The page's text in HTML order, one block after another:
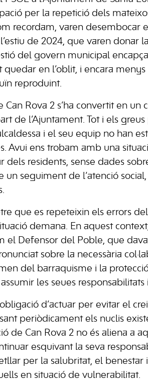
per la repetició dels
recordam, varen desembocar
de 2024, que varen donar
del govern municipal
en l’oblit, i encara
reproduint.
Can Rova 2 s’ha convertit en
de l’Ajuntament. Tot i els
i el seu equip no han
Avui ens trobam amb una
dels residents, sense dades
un seguiment de l’atenció
que es repeteixin els errors
demana. En aquest
el Defensor del Poble, que
sobre la necessària
del barraquisme i la
les seues
d’actuar per evitar el
periòdicament els nuclis
de Can Rova 2 no és aliena a
esquivant la seva
per la salubritat, el benestar
en situació de vulnerabilitat.